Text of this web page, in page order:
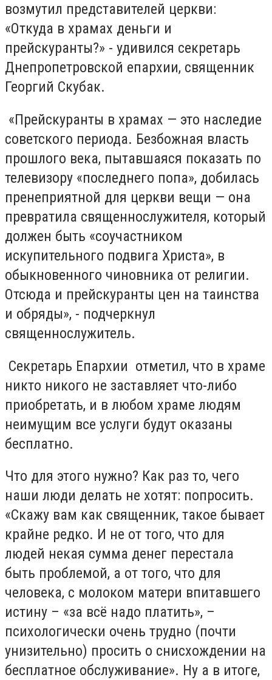
возмутил представителей церкви:
«Откуда в храмах деньги и
прейскуранты?» - удивился секретарь
Днепропетровской епархии, священник
Георгий Скубак.
«Прейскуранты в храмах — это наследие
советского периода. Безбожная власть
прошлого века, пытавшаяся показать по
телевизору «последнего попа», добилась
пренеприятной для церкви вещи — она
превратила священнослужителя, который
должен быть «соучастником
искупительного подвига Христа», в
обыкновенного чиновника от религии.
Отсюда и прейскуранты цен на таинства
и обряды», - подчеркнул
священнослужитель.
Секретарь Епархии отметил, что в храме
никто никого не заставляет что-либо
приобретать, и в любом храме людям
неимущим все услуги будут оказаны
бесплатно.
Что для этого нужно? Как раз то, чего
наши люди делать не хотят: попросить.
«Скажу вам как священник, такое бывает
крайне редко. И не от того, что для
людей некая сумма денег перестала
быть проблемой, а от того, что для
человека, с молоком матери впитавшего
истину – «за всё надо платить», –
психологически очень трудно (почти
унизительно) просить о снисхождении на
бесплатное обслуживание». Ну а в итоге,